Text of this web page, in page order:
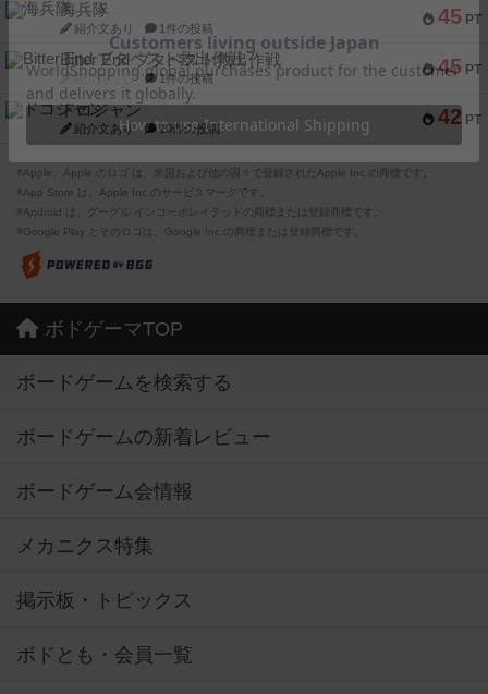
45 PT
海兵隊
紹介文あり 1件の投稿
45 PT
Bitter End ブタペスト救出作戦
紹介文なし 1件の投稿
42 PT
ドコジャン
紹介文あり 10件の投稿
※Apple、Apple のロゴ は、米国および他の国々で登録されたApple Inc.の商標です。
※App Store は、Apple Inc.のサービスマークです。
※Android は、グーグル インコーポレイテッドの商標または登録商標です。
※Google Play とそのロゴは、Google Inc.の商標または登録商標です。
ボドゲーマTOP
ボードゲームを検索する
ボードゲームの新着レビュー
ボードゲーム会情報
メカニクス特集
掲示板・トピックス
ボドとも・会員一覧